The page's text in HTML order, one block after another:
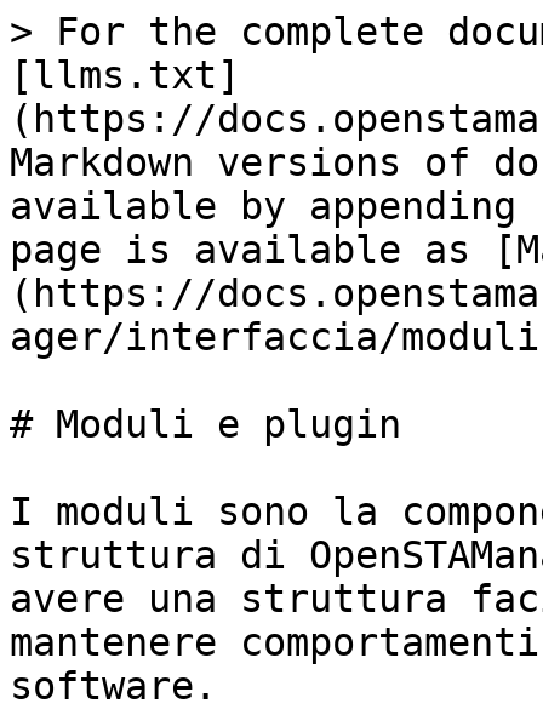
> For the complete
[llms.txt]
(https://
Markdown versions of
available by
page is available as
(https://
ager/interfaccia/
# Moduli e plugin
I moduli sono la
struttura di
avere una struttura
mantenere
software.